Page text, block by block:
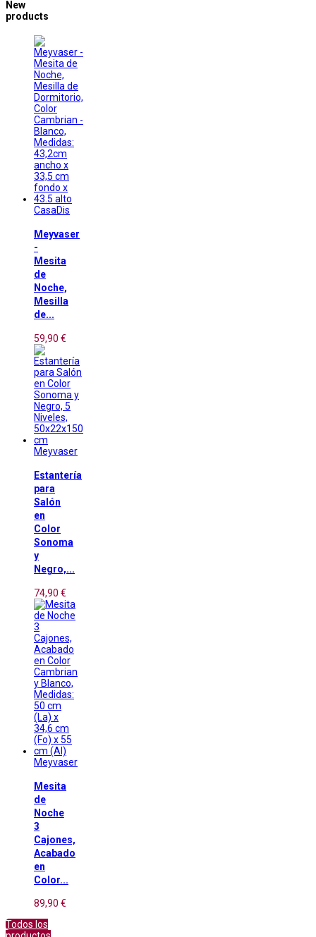
New
products
CasaDis
Meyvaser
-
Mesita
de
Noche,
Mesilla
de...
59,90 €
Meyvaser
Estantería
para
Salón
en
Color
Sonoma
y
Negro,...
74,90 €
Meyvaser
Mesita
de
Noche
3
Cajones,
Acabado
en
Color...
89,90 €
Todos los